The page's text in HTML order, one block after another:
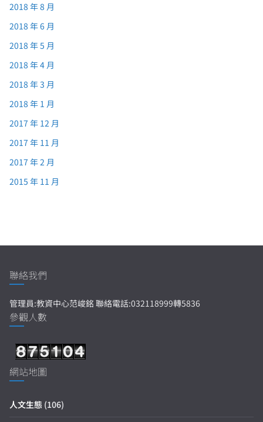
2018 年 8 月
2018 年 6 月
2018 年 5 月
2018 年 4 月
2018 年 3 月
2018 年 1 月
2017 年 12 月
2017 年 11 月
2017 年 2 月
2015 年 11 月
聯絡我們
管理員:教資中心范峻銘 聯絡電話:032118999轉5836
參觀人數
網站地圖
人文生態 (106)